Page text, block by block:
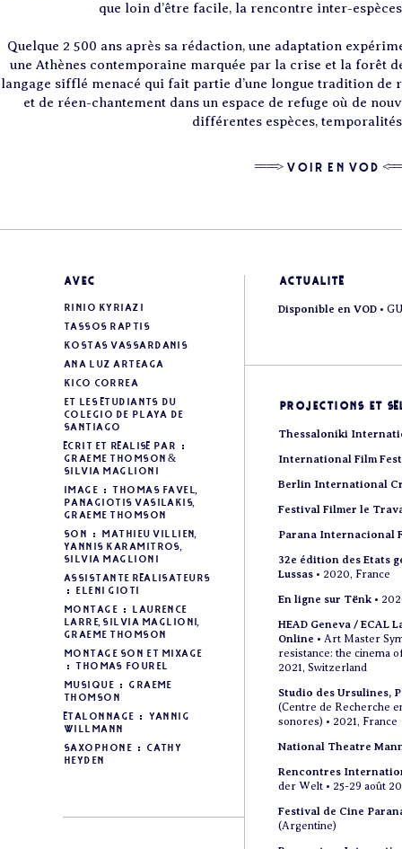
que loin d’être facile, la rencontre inter-
Quelque 2 500 ans après sa rédaction, une adaptation
une Athènes contemporaine marquée par la crise et la forêt
langage sifflé menacé qui fait partie d’une longue tradition de
et de réen-chantement dans un espace de refuge où de
différentes espèces,
====> VOIR EN VOD
avec
Rinio Kyriazi
Tassos Raptis
Kostas Vassardanis
Ana Luz Arteaga
Kico Correa
et les étudiants du
Colegio de Playa de
Santiago
Écrit et réalisé par :
Graeme Thomson &
Silvia Maglioni
Image : Thomas Favel,
Panagiotis Vasilakis,
Graeme Thomson
Son : Mathieu Villien,
Yannis Karamitros,
Silvia Maglioni
Assistante réalisateurs
: Eleni Gioti
Montage : Laurence
Larre, Silvia Maglioni,
Graeme Thomson
Montage son et mixage
: Thomas Fourel
Musique : Graeme
Thomson
Étalonnage : Yannig
Willmann
Saxophone : Cathy
Heyden
actualité
Disponible en VOD •
projections et
Thessaloniki
International Film
Berlin International
Festival Filmer le
Parana Internacional
32e édition des Etats
Lussas • 2020, France
En ligne sur Tënk •
HEAD Geneva / ECAL
Online • Art Master
resistance: the cinema
2021, Switzerland
Studio des Ursulines,
(Centre de Recherche
sonores) • 2021, France
National Theatre
Rencontres
der Welt • 25-29 août
Festival de Cine
(Argentine)